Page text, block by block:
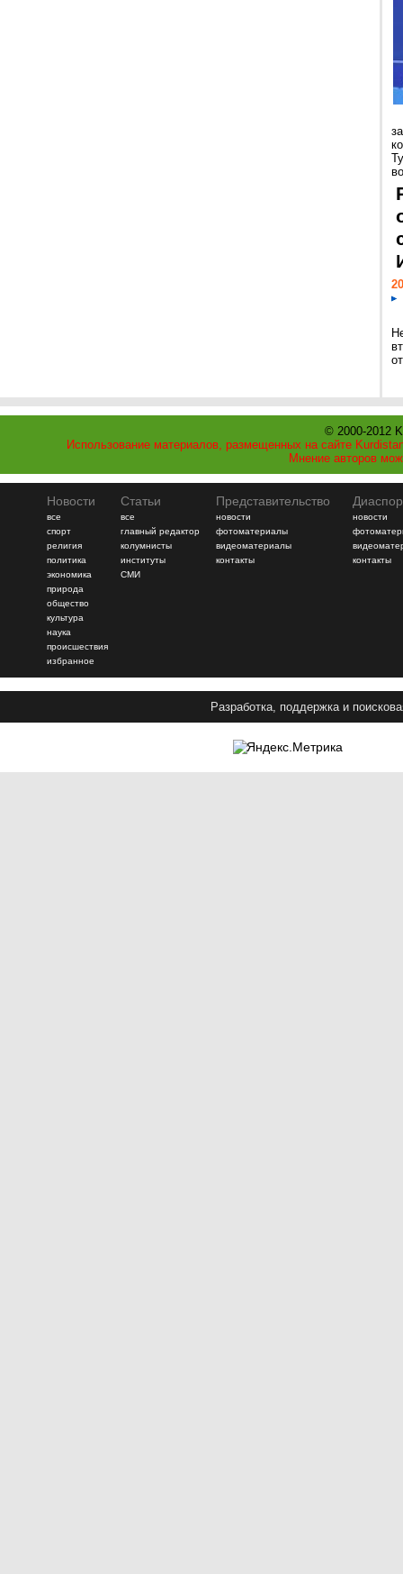
© 2000-2012
Использование материалов, размещенных на сайте
Мнение авторов
Новости
все
спорт
религия
политика
экономика
природа
общество
культура
наука
происшествия
избранное
Статьи
все
главный редактор
колумнисты
институты
СМИ
Представительство
новости
фотоматериалы
видеоматериалы
контакты
новости
контакты
Разработка, поддержка и